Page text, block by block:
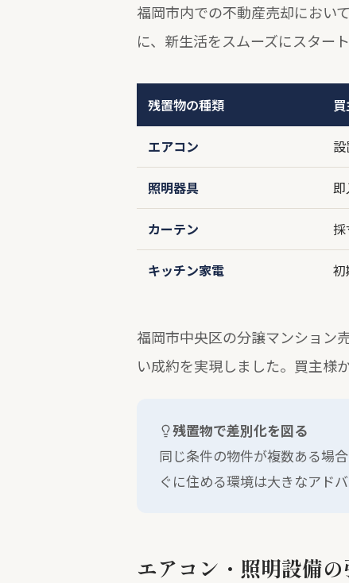
福岡市内での不動産売却において
に、新生活をスムーズにスター
残置物の種類
エアコン
照明器具
カーテン 採
キッチン家電
福岡市中央区の分譲マンション
い成約を実現しました。買主様
残置物で差別化を図る
同じ条件の物件が複数ある場
ぐに住める環境は大きなアドバ
エアコン・照明設備